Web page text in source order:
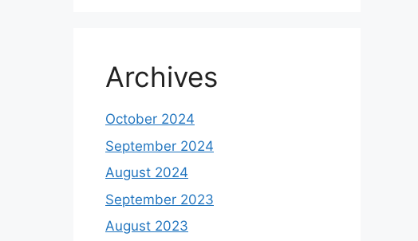
Archives
October 2024
September 2024
August 2024
September 2023
August 2023